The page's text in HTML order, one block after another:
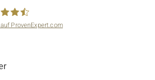
ProvenExpert.com